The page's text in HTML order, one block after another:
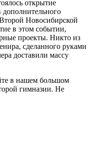
открытие
дополнительного
Новосибирской
в этом событии,
проекты. Никто из
сделанного руками
доставили массу
в нашем большом
гимназии. Не